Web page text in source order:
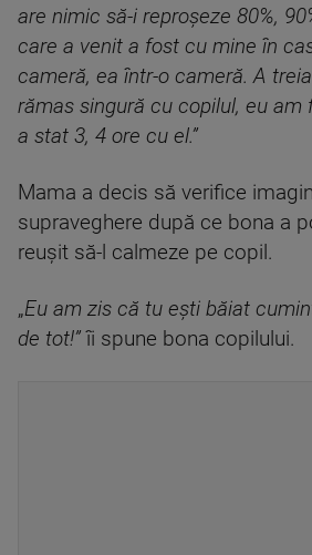
are nimic să-i reproșeze 80%,
care a venit a fost cu mine în
cameră, ea într-o cameră. A
rămas singură cu copilul, eu am
a stat 3, 4 ore cu el.”
Mama a decis să verifice
supraveghere după ce bona a
reuşit să-l calmeze pe copil.
„Eu am zis că tu ești băiat
de tot!”îi spune bona copilului.